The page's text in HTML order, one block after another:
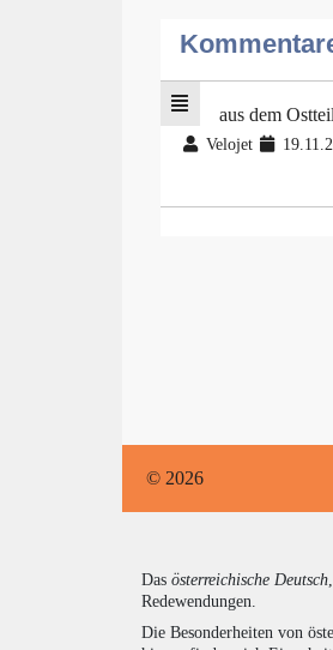
aus dem
Velojet
© 2026
Das österreichische Deutsch
Redewendungen.
Die Besonderheiten von